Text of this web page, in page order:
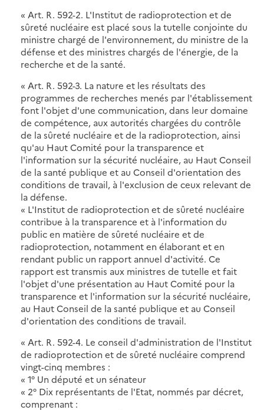
« Art. R. 592-2. L'Institut de radioprotection et de
sûreté nucléaire est placé sous la tutelle conjointe du
ministre chargé de l'environnement, du ministre de la
défense et des ministres chargés de l'énergie, de la
recherche et de la santé.
« Art. R. 592-3. La nature et les résultats des
programmes de recherches menés par l'établissement
font l'objet d'une communication, dans leur domaine
de compétence, aux autorités chargées du contrôle
de la sûreté nucléaire et de la radioprotection, ainsi
qu'au Haut Comité pour la transparence et
l'information sur la sécurité nucléaire, au Haut Conseil
de la santé publique et au Conseil d'orientation des
conditions de travail, à l'exclusion de ceux relevant de
la défense.
« L'Institut de radioprotection et de sûreté nucléaire
contribue à la transparence et à l'information du
public en matière de sûreté nucléaire et de
radioprotection, notamment en élaborant et en
rendant public un rapport annuel d'activité. Ce
rapport est transmis aux ministres de tutelle et fait
l'objet d'une présentation au Haut Comité pour la
transparence et l'information sur la sécurité nucléaire,
au Haut Conseil de la santé publique et au Conseil
d'orientation des conditions de travail.
« Art. R. 592-4. Le conseil d'administration de l'Institut
de radioprotection et de sûreté nucléaire comprend
vingt-cinq membres :
« 1° Un député et un sénateur
« 2° Dix représentants de l'Etat, nommés par décret,
comprenant :